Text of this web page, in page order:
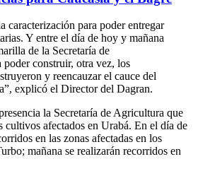
caracterización para poder entregar
Y entre el día de hoy y mañana
de la Secretaría de
poder construir, otra vez, los
y reencauzar el cauce del
explicó el Director del Dagran.
la Secretaría de Agricultura que
cultivos afectados en Urabá. En el día de
en las zonas afectadas en los
mañana se realizarán recorridos en